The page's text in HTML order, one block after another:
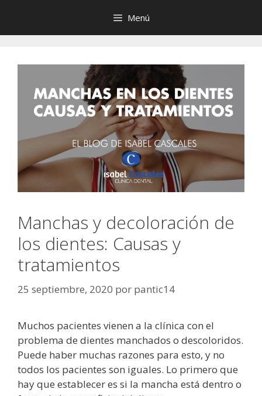
contenido
Menú
Manchas y decoloración de
los dientes: Causas y
tratamientos
25 septiembre, 2020 por pantic14
Muchos pacientes vienen a la clínica con el
problema de dientes manchados o descoloridos.
Puede haber muchas razones para esto, y no
todos los pacientes son iguales. Lo primero que
hay que establecer es si la mancha está dentro o